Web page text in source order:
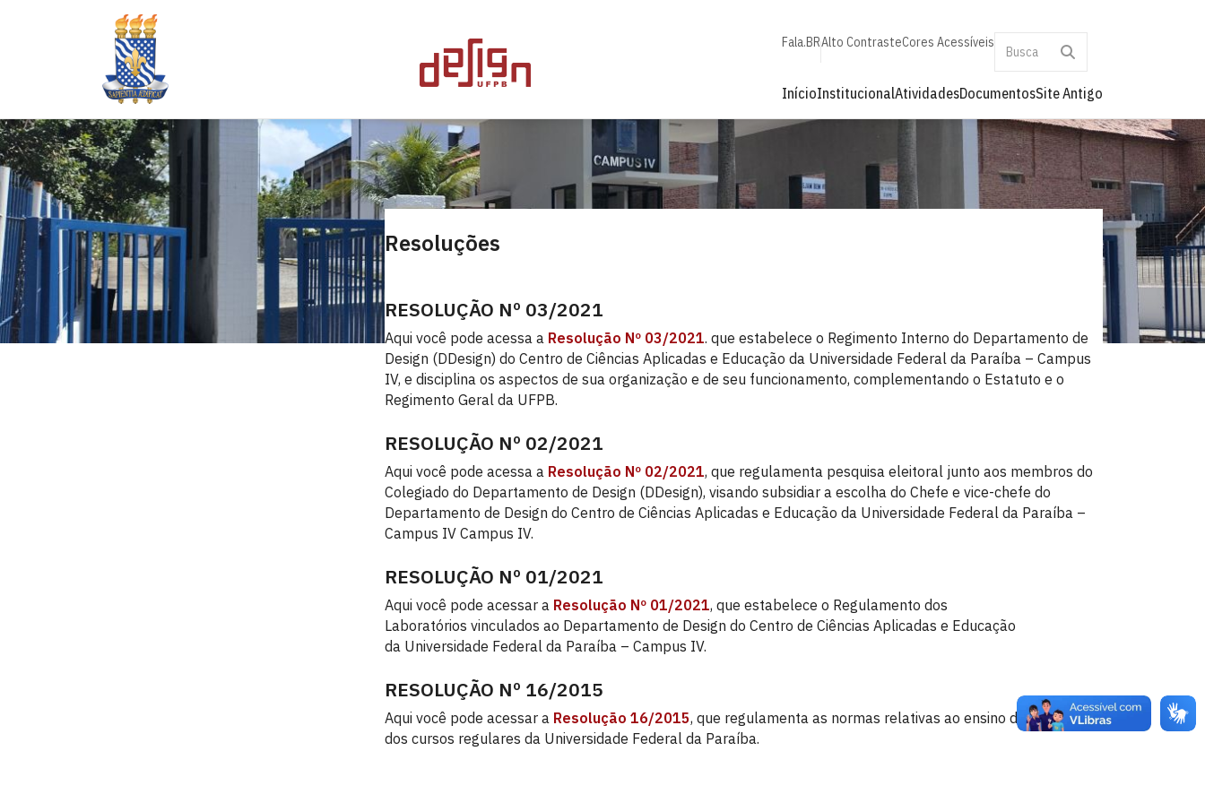
Fala.BRAlto ContrasteCores Acessíveis
InícioInstitucionalAtividadesDocumentosSite Antigo
Resoluções
RESOLUÇÃO Nº 03/2021
Aqui você pode acessa a Resolução Nº 03/2021. que estabelece o Regimento Interno do Departamento de
Design (DDesign) do Centro de Ciências Aplicadas e Educação da Universidade Federal da Paraíba – Campus
IV, e disciplina os aspectos de sua organização e de seu funcionamento, complementando o Estatuto e o
Regimento Geral da UFPB.
RESOLUÇÃO Nº 02/2021
Aqui você pode acessa a Resolução Nº 02/2021, que regulamenta pesquisa eleitoral junto aos membros do
Colegiado do Departamento de Design (DDesign), visando subsidiar a escolha do Chefe e vice-chefe do
Departamento de Design do Centro de Ciências Aplicadas e Educação da Universidade Federal da Paraíba –
Campus IV Campus IV.
RESOLUÇÃO Nº 01/2021
Aqui você pode acessar a Resolução Nº 01/2021, que estabelece o Regulamento dos
Laboratórios vinculados ao Departamento de Design do Centro de Ciências Aplicadas e Educação
da Universidade Federal da Paraíba – Campus IV.
RESOLUÇÃO Nº 16/2015
Aqui você pode acessar a Resolução 16/2015, que regulamenta as normas relativas ao ensino de graduação
dos cursos regulares da Universidade Federal da Paraíba.